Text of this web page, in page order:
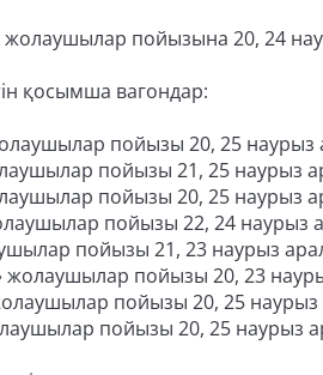
пойызына 20, 24
қосымша вагондар:
пойызы 20, 25 наурыз
пойызы 21, 25 наурыз
пойызы 20, 25 наурыз
пойызы 22, 24 наурыз
пойызы 21, 23 наурыз
пойызы 20, 23
пойызы 20, 25 наурыз
пойызы 20, 25 наурыз